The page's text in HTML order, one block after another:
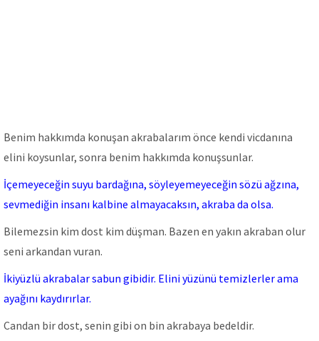
Benim hakkımda konuşan akrabalarım önce kendi vicdanına
elini koysunlar, sonra benim hakkımda konuşsunlar.
İçemeyeceğin suyu bardağına, söyleyemeyeceğin sözü ağzına,
sevmediğin insanı kalbine almayacaksın, akraba da olsa.
Bilemezsin kim dost kim düşman. Bazen en yakın akraban olur
seni arkandan vuran.
İkiyüzlü akrabalar sabun gibidir. Elini yüzünü temizlerler ama
ayağını kaydırırlar.
Candan bir dost, senin gibi on bin akrabaya bedeldir.